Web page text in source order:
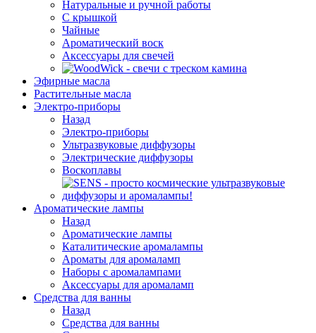
Натуральные и ручной работы
С крышкой
Чайные
Ароматический воск
Аксессуары для свечей
Эфирные масла
Растительные масла
Электро-приборы
Назад
Электро-приборы
Ультразвуковые диффузоры
Электрические диффузоры
Воскоплавы
Ароматические лампы
Назад
Ароматические лампы
Каталитические аромалампы
Ароматы для аромаламп
Наборы с аромалампами
Аксессуары для аромаламп
Средства для ванны
Назад
Средства для ванны